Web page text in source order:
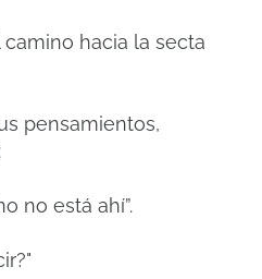
hacia la secta
pensamientos,
no está ahí”.